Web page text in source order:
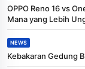
OPPO Reno 16 vs
Mana yang Lebih
NEWS
Kebakaran Gedung